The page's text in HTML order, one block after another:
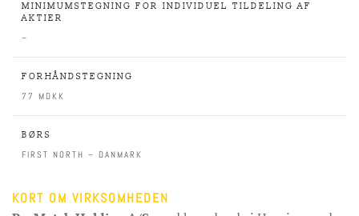
MINIMUMSTEGNING FOR INDIVIDUEL TILDELING AF
AKTIER
–
FORHÅNDSTEGNING
77 MDKK
BØRS
FIRST NORTH – DANMARK
KORT OM VIRKSOMHEDEN